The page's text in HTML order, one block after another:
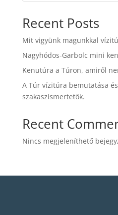
Recent Posts
Mit vigyünk magunkkal
Nagyhódos-Garbolc mini
Kenutúra a Túron, amiről
A Túr vízitúra bemutatása
szakaszismertetők.
Recent
Nincs megjeleníthető